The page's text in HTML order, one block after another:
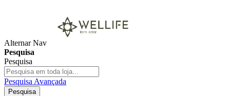
Alternar Nav
Pesquisa
Pesquisa
Pesquisa Avançada
Pesquisa